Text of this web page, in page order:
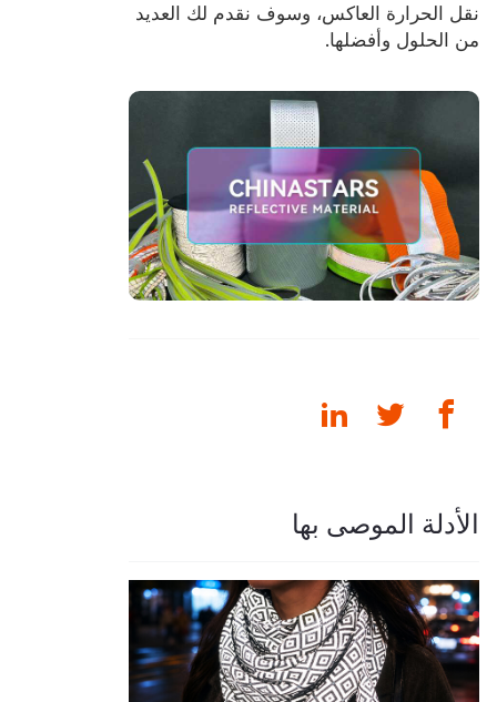
نقل الحرارة العاكس، وسوف نقدم لك العديد
من الحلول وأفضلها.
الأدلة الموصى بها